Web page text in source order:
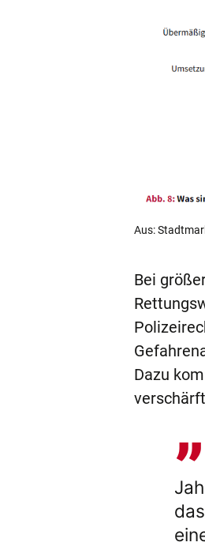
Aus:
Bei
Dazu